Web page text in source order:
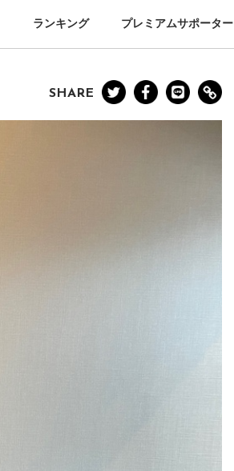
ランキング プレミアムサポーター
SHARE